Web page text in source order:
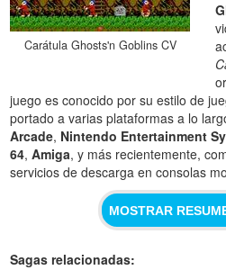
Carátula Ghosts'n Goblins CV
juego es conocido por su estilo de
portado a varias plataformas a lo
Arcade, Nintendo Entertainment
64,Amiga, y más recientemente,
servicios de descarga en consolas
MOSTRAR
Sagas relacionadas: